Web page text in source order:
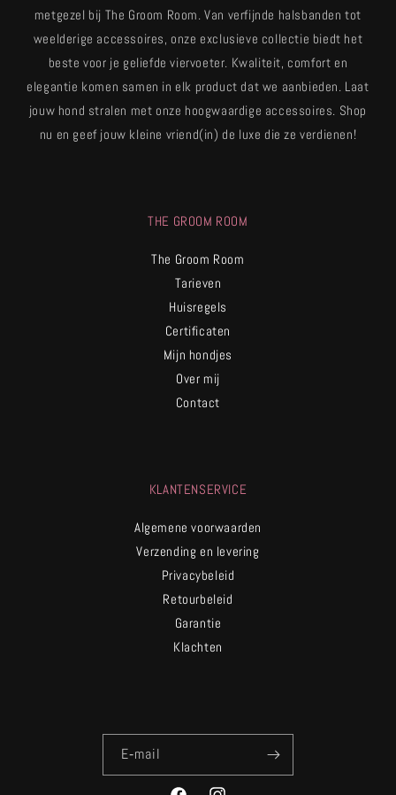
metgezel bij The Groom Room. Van verfijnde halsbanden tot
weelderige accessoires, onze exclusieve collectie biedt het
beste voor je geliefde viervoeter. Kwaliteit, comfort en
elegantie komen samen in elk product dat we aanbieden. Laat
jouw hond stralen met onze hoogwaardige accessoires. Shop
nu en geef jouw kleine vriend(in) de luxe die ze verdienen!
THE GROOM ROOM
The Groom Room
Tarieven
Huisregels
Certificaten
Mijn hondjes
Over mij
Contact
KLANTENSERVICE
Algemene voorwaarden
Verzending en levering
Privacybeleid
Retourbeleid
Garantie
Klachten
E‑mail